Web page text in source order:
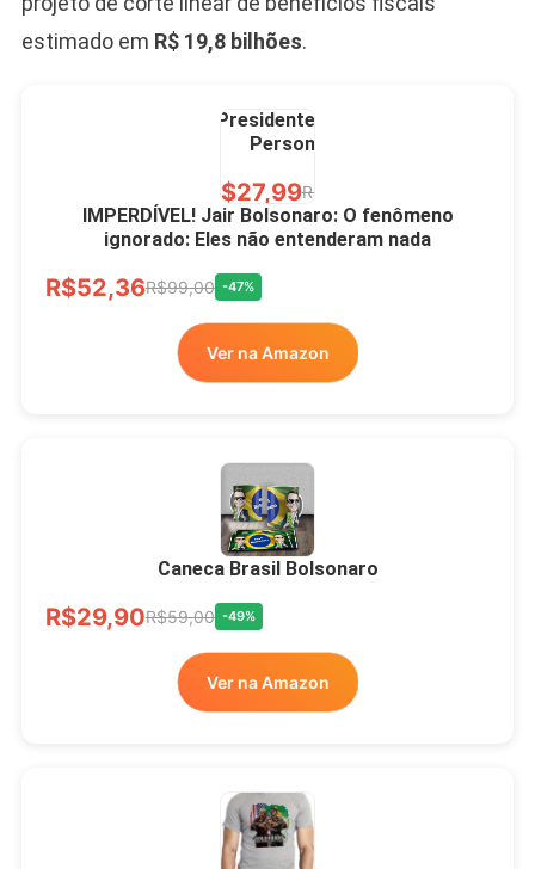
estimado em R$ 19,8 bilhões.
Presidente Porcelana
Personalizada
R$27,99R$49,00
Xícara Bolsonaro
Brasão Deus Acima De
Todos
R$33,00
Ver no MERCADO
LIVRE
IMPERDÍVEL! Jair Bolsonaro: O fenômeno
ignorado: Eles não entenderam nada
R$52,36R$99,00 -47%
Ver na Amazon
Caneca Brasil Bolsonaro
R$29,90R$59,00 -49%
Ver na Amazon